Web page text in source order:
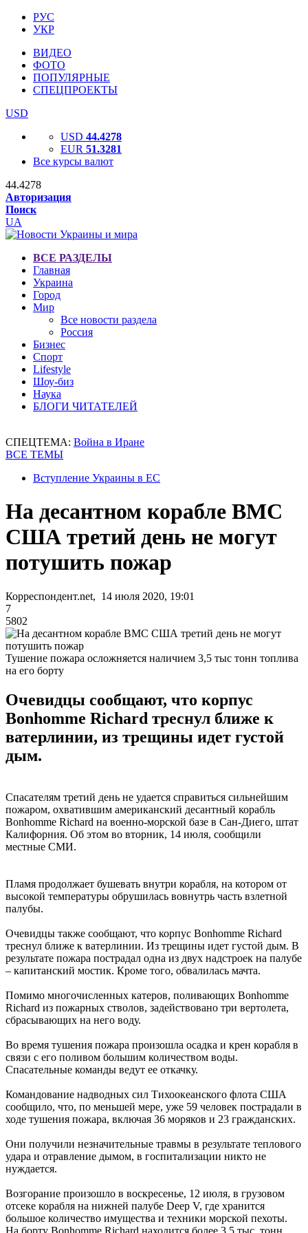
РУС
УКР
ВИДЕО
ФОТО
ПОПУЛЯРНЫЕ
СПЕЦПРОЕКТЫ
USD
USD 44.4278
EUR 51.3281
Все курсы валют
44.4278
Авторизация
Поиск
UA
ВСЕ РАЗДЕЛЫ
Главная
Украина
Город
Мир
Все новости раздела
Россия
Бизнес
Спорт
Lifestyle
Шоу-биз
Наука
БЛОГИ ЧИТАТЕЛЕЙ
СПЕЦТЕМА: Война в Иране
ВСЕ ТЕМЫ
Вступление Украины в ЕС
На десантном корабле ВМС
США третий день не могут
потушить пожар
Корреспондент.net, 14 июля 2020, 19:01
7
5802
Тушение пожара осложняется наличием 3,5 тыс тонн топлива
на его борту
Очевидцы сообщают, что корпус
Bonhomme Richard треснул ближе к
ватерлинии, из трещины идет густой
дым.
Спасателям третий день не удается справиться сильнейшим
пожаром, охватившим американский десантный корабль
Bonhomme Richard на военно-морской базе в Сан-Диего, штат
Калифорния. Об этом во вторник, 14 июля, сообщили
местные СМИ.
Пламя продолжает бушевать внутри корабля, на котором от
высокой температуры обрушилась вовнутрь часть взлетной
палубы.
Очевидцы также сообщают, что корпус Bonhomme Richard
треснул ближе к ватерлинии. Из трещины идет густой дым. В
результате пожара пострадал одна из двух надстроек на палубе
– капитанский мостик. Кроме того, обвалилась мачта.
Помимо многочисленных катеров, поливающих Bonhomme
Richard из пожарных стволов, задействовано три вертолета,
сбрасывающих на него воду.
Во время тушения пожара произошла осадка и крен корабля в
связи с его поливом большим количеством воды.
Спасательные команды ведут ее откачку.
Командование надводных сил Тихоокеанского флота США
сообщило, что, по меньшей мере, уже 59 человек пострадали в
ходе тушения пожара, включая 36 моряков и 23 гражданских.
Они получили незначительные травмы в результате теплового
удара и отравление дымом, в госпитализации никто не
нуждается.
Возгорание произошло в воскресенье, 12 июля, в грузовом
отсеке корабля на нижней палубе Deep V, где хранится
большое количество имущества и техники морской пехоты.
На борту Bonhomme Richard находится более 3,5 тыс. тонн